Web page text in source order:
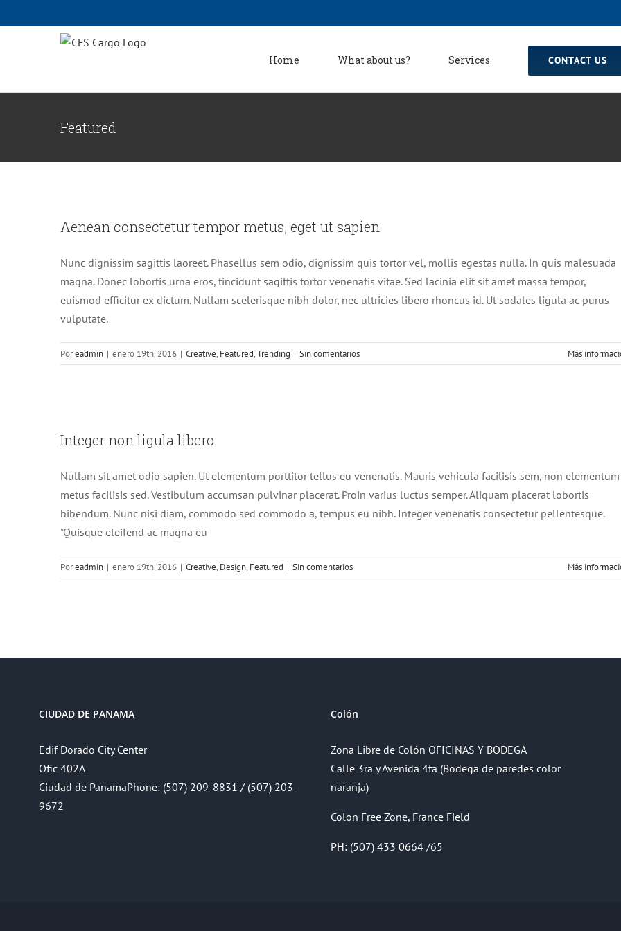
Home What about us? Services CONTACT US
Featured
Creative Featured Trending
Aenean consectetur tempor metus, eget ut sapien
Nunc dignissim sagittis laoreet. Phasellus sem odio, dignissim quis tortor vel, mollis egestas nulla. In quis malesuada
magna. Donec lobortis urna eros, tincidunt sagittis tortor venenatis vitae. Sed lacinia elit sit amet massa tempor,
euismod efficitur ex dictum. Nullam scelerisque nibh dolor, nec ultricies libero rhoncus id. Ut sodales ligula ac purus
vulputate.
Poreadmin | enero 19th, 2016 | Creative, Featured,Trending | Sin comentarios Más
Integer non ligula libero
Nullam sit amet odio sapien. Ut elementum porttitor tellus eu venenatis. Mauris vehicula facilisis sem, non elementum
metus facilisis sed. Vestibulum accumsan pulvinar placerat. Proin varius luctus semper. Aliquam placerat lobortis
bibendum. Nunc nisi diam, commodo sed commodo a, tempus eu nibh. Integer venenatis consectetur pellentesque.
"Quisque eleifend ac magna eu
Poreadmin | enero 19th, 2016 | Creative, Design, Featured | Sin comentarios Más
CIUDAD DE PANAMA
Edif Dorado City Center
Ofic 402A
Ciudad de PanamaPhone: (507) 209-8831 / (507) 203-
9672
Colón
Zona Libre de Colón OFICINAS Y BODEGA
Calle 3ra y Avenida 4ta (Bodega de paredes color
naranja)
Colon Free Zone, France Field
PH: (507) 433 0664 /65